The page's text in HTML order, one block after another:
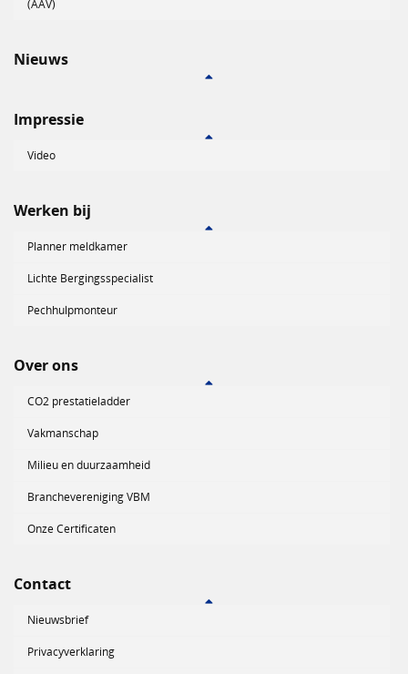
(AAV)
Nieuws
Impressie
Video
Werken bij
Planner meldkamer
Lichte Bergingsspecialist
Pechhulpmonteur
Over ons
CO2 prestatieladder
Vakmanschap
Milieu en duurzaamheid
Branchevereniging VBM
Onze Certificaten
Contact
Nieuwsbrief
Privacyverklaring